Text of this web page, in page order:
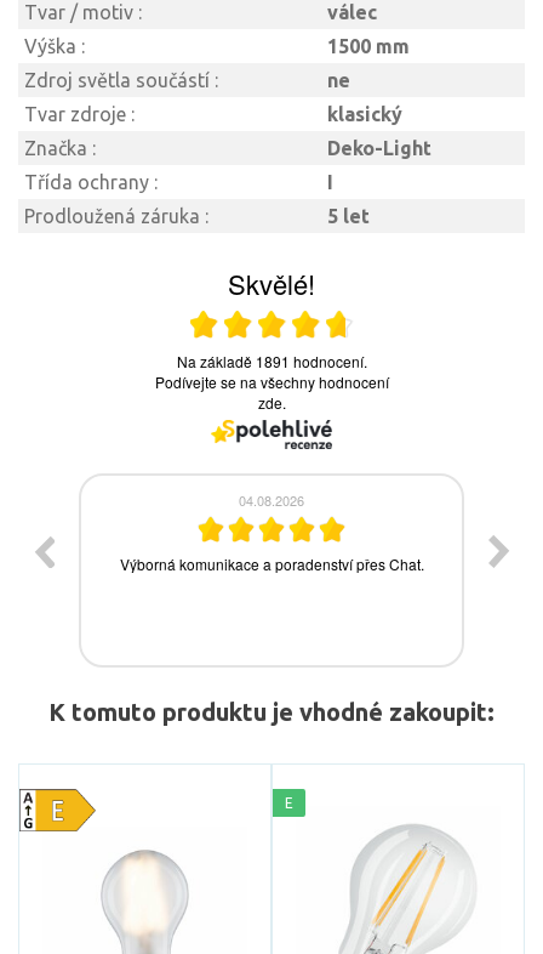
Tvar / motiv :
válec
Výška :
1500 mm
Zdroj světla součástí :
ne
Tvar zdroje :
klasický
Značka :
Deko-Light
Třída ochrany :
I
Prodloužená záruka :
5 let
K tomuto produktu je vhodné zakoupit:
E